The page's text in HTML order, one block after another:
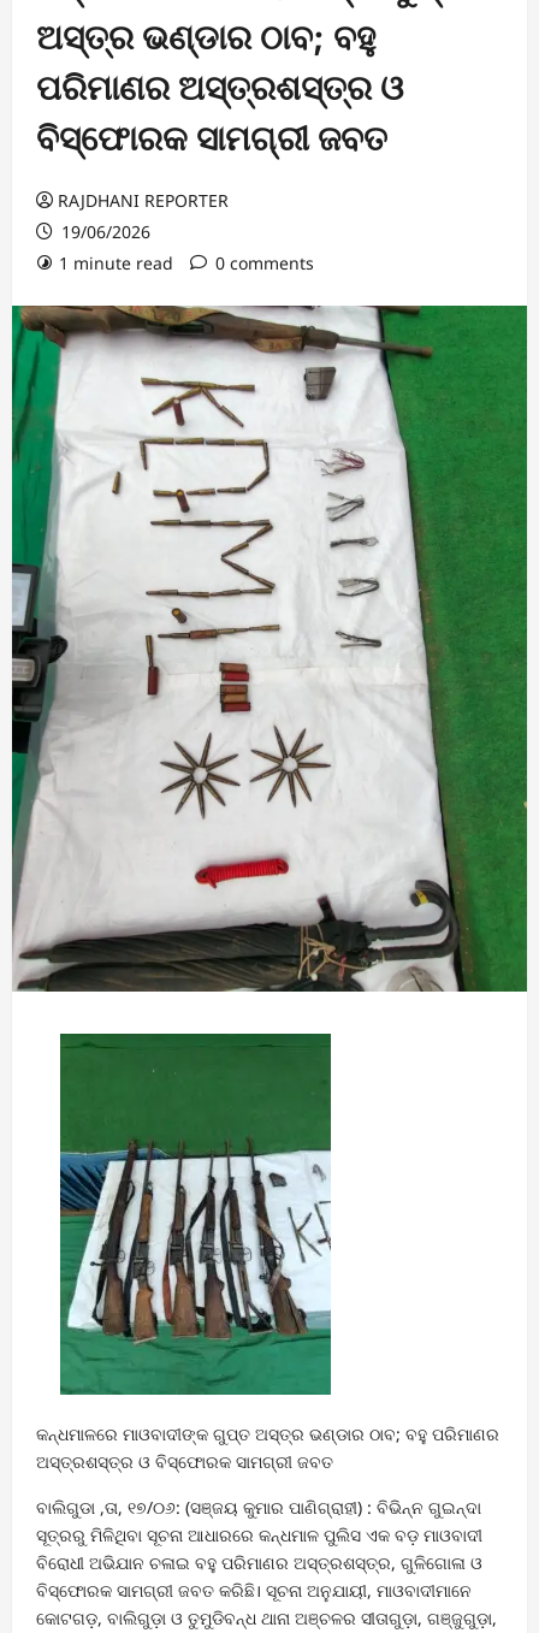
ଅସ୍ତ୍ର ଭଣ୍ଡାର ଠାବ; ବହୁ
ପରିମାଣର ଅସ୍ତ୍ରଶସ୍ତ୍ର ଓ
ବିସ୍ଫୋରକ ସାମଗ୍ରୀ ଜବତ
RAJDHANI REPORTER
19/06/2026
1 minute read
0 comments
କନ୍ଧମାଳରେ ମାଓବାଦୀଙ୍କ ଗୁପ୍ତ ଅସ୍ତ୍ର ଭଣ୍ଡାର ଠାବ; ବହୁ ପରିମାଣର
ଅସ୍ତ୍ରଶସ୍ତ୍ର ଓ ବିସ୍ଫୋରକ ସାମଗ୍ରୀ ଜବତ
ବାଲିଗୁଡା ,ତା, ୧୭/୦୬: (ସଞ୍ଜୟ କୁମାର ପାଣିଗ୍ରାହୀ) : ବିଭିନ୍ନ ଗୁଇନ୍ଦା
ସୂତ୍ରରୁ ମିଳିଥିବା ସୂଚନା ଆଧାରରେ କନ୍ଧମାଳ ପୁଲିସ ଏକ ବଡ଼ ମାଓବାଦୀ
ବିରୋଧୀ ଅଭିଯାନ ଚଳାଇ ବହୁ ପରିମାଣର ଅସ୍ତ୍ରଶସ୍ତ୍ର, ଗୁଳିଗୋଳା ଓ
ବିସ୍ଫୋରକ ସାମଗ୍ରୀ ଜବତ କରିଛି। ସୂଚନା ଅନୁଯାୟୀ, ମାଓବାଦୀମାନେ
କୋଟଗଡ଼, ବାଲିଗୁଡ଼ା ଓ ତୁମୁଡିବନ୍ଧ ଥାନା ଅଞ୍ଚଳର ସୀତାଗୁଡ଼ା, ଗଞ୍ଜୁଗୁଡ଼ା,